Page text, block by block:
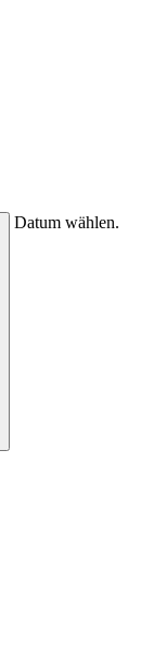
Datum wählen.